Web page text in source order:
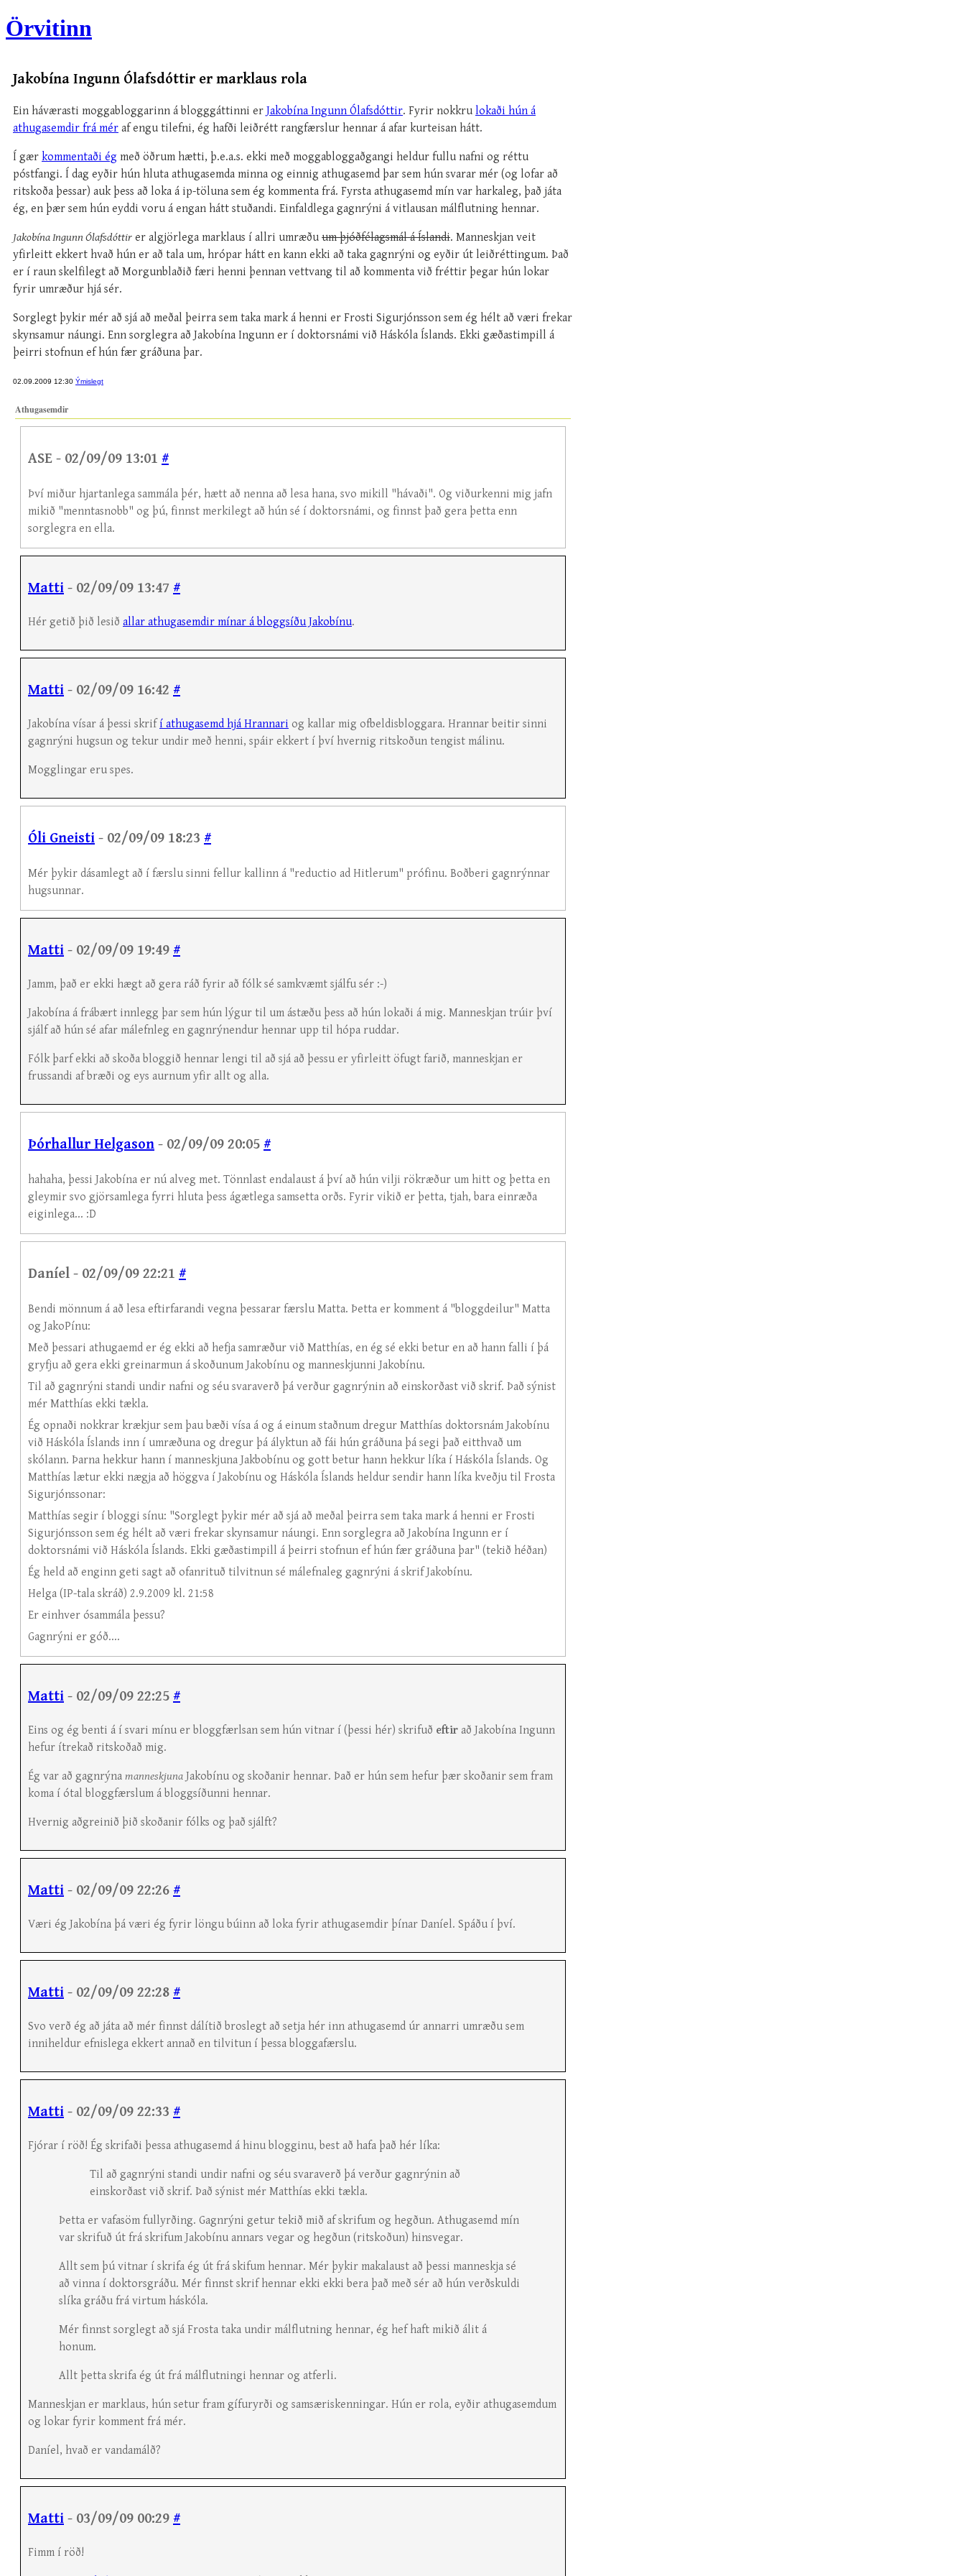
Örvitinn
Jakobína Ingunn Ólafsdóttir er marklaus rola
Ein háværasti moggabloggarinn á blogggáttinni er Jakobína Ingunn Ólafsdóttir. Fyrir nokkru lokaði hún á
athugasemdir frá mér af engu tilefni, ég hafði leiðrétt rangfærslur hennar á afar kurteisan hátt.
Í gær kommentaði ég með öðrum hætti, þ.e.a.s. ekki með moggabloggaðgangi heldur fullu nafni og réttu
póstfangi. Í dag eyðir hún hluta athugasemda minna og einnig athugasemd þar sem hún svarar mér (og lofar að
ritskoða þessar) auk þess að loka á ip-töluna sem ég kommenta frá. Fyrsta athugasemd mín var harkaleg, það játa
ég, en þær sem hún eyddi voru á engan hátt stuðandi. Einfaldlega gagnrýni á vitlausan málflutning hennar.
Jakobína Ingunn Ólafsdóttir er algjörlega marklaus í allri umræðu um þjóðfélagsmál á Íslandi. Manneskjan veit
yfirleitt ekkert hvað hún er að tala um, hrópar hátt en kann ekki að taka gagnrýni og eyðir út leiðréttingum. Það
er í raun skelfilegt að Morgunblaðið færi henni þennan vettvang til að kommenta við fréttir þegar hún lokar
fyrir umræður hjá sér.
Sorglegt þykir mér að sjá að meðal þeirra sem taka mark á henni er Frosti Sigurjónsson sem ég hélt að væri frekar
skynsamur náungi. Enn sorglegra að Jakobína Ingunn er í doktorsnámi við Háskóla Íslands. Ekki gæðastimpill á
þeirri stofnun ef hún fær gráðuna þar.
02.09.2009 12:30 Ýmislegt
Athugasemdir
ASE - 02/09/09 13:01 #
Því miður hjartanlega sammála þér, hætt að nenna að lesa hana, svo mikill "hávaði". Og viðurkenni mig jafn
mikið "menntasnobb" og þú, finnst merkilegt að hún sé í doktorsnámi, og finnst það gera þetta enn
sorglegra en ella.
Matti - 02/09/09 13:47 #
Hér getið þið lesið allar athugasemdir mínar á bloggsíðu Jakobínu.
Matti - 02/09/09 16:42 #
Jakobína vísar á þessi skrifí athugasemd hjá Hrannari og kallar mig ofbeldisbloggara. Hrannar beitir sinni
gagnrýni hugsun og tekur undir með henni, spáir ekkert í því hvernig ritskoðun tengist málinu.
Mogglingar eru spes.
Óli Gneisti - 02/09/09 18:23 #
Mér þykir dásamlegt að í færslu sinni fellur kallinn á "reductio ad Hitlerum" prófinu. Boðberi gagnrýnnar
hugsunnar.
Matti - 02/09/09 19:49 #
Jamm, það er ekki hægt að gera ráð fyrir að fólk sé samkvæmt sjálfu sér :-)
Jakobína á frábært innlegg þar sem hún lýgur til um ástæðu þess að hún lokaði á mig. Manneskjan trúir því
sjálf að hún sé afar málefnleg en gagnrýnendur hennar upp til hópa ruddar.
Fólk þarf ekki að skoða bloggið hennar lengi til að sjá að þessu er yfirleitt öfugt farið, manneskjan er
frussandi af bræði og eys aurnum yfir allt og alla.
Þórhallur Helgason - 02/09/09 20:05 #
hahaha, þessi Jakobína er nú alveg met. Tönnlast endalaust á því að hún vilji rökræður um hitt og þetta en
gleymir svo gjörsamlega fyrri hluta þess ágætlega samsetta orðs. Fyrir vikið er þetta, tjah, bara einræða
eiginlega... :D
Daníel - 02/09/09 22:21 #
Bendi mönnum á að lesa eftirfarandi vegna þessarar færslu Matta. Þetta er komment á "bloggdeilur" Matta
og JakoPínu:
Með þessari athugaemd er ég ekki að hefja samræður við Matthías, en ég sé ekki betur en að hann falli í þá
gryfju að gera ekki greinarmun á skoðunum Jakobínu og manneskjunni Jakobínu.
Til að gagnrýni standi undir nafni og séu svaraverð þá verður gagnrýnin að einskorðast við skrif. Það sýnist
mér Matthías ekki tækla.
Ég opnaði nokkrar krækjur sem þau bæði vísa á og á einum staðnum dregur Matthías doktorsnám Jakobínu
við Háskóla Íslands inn í umræðuna og dregur þá ályktun að fái hún gráðuna þá segi það eitthvað um
skólann. Þarna hekkur hann í manneskjuna Jakbobínu og gott betur hann hekkur líka í Háskóla Íslands. Og
Matthías lætur ekki nægja að höggva í Jakobínu og Háskóla Íslands heldur sendir hann líka kveðju til Frosta
Sigurjónssonar:
Matthías segir í bloggi sínu: "Sorglegt þykir mér að sjá að meðal þeirra sem taka mark á henni er Frosti
Sigurjónsson sem ég hélt að væri frekar skynsamur náungi. Enn sorglegra að Jakobína Ingunn er í
doktorsnámi við Háskóla Íslands. Ekki gæðastimpill á þeirri stofnun ef hún fær gráðuna þar" (tekið héðan)
Ég held að enginn geti sagt að ofanrituð tilvitnun sé málefnaleg gagnrýni á skrif Jakobínu.
Helga (IP-tala skráð) 2.9.2009 kl. 21:58
Er einhver ósammála þessu?
Gagnrýni er góð....
Matti - 02/09/09 22:25 #
Eins og ég benti á í svari mínu er bloggfærlsan sem hún vitnar í (þessi hér) skrifuð eftir að Jakobína Ingunn
hefur ítrekað ritskoðað mig.
Ég var að gagnrýna manneskjuna Jakobínu og skoðanir hennar. Það er hún sem hefur þær skoðanir sem fram
koma í ótal bloggfærslum á bloggsíðunni hennar.
Hvernig aðgreinið þið skoðanir fólks og það sjálft?
Matti - 02/09/09 22:26 #
Væri ég Jakobína þá væri ég fyrir löngu búinn að loka fyrir athugasemdir þínar Daníel. Spáðu í því.
Matti - 02/09/09 22:28 #
Svo verð ég að játa að mér finnst dálítið broslegt að setja hér inn athugasemd úr annarri umræðu sem
inniheldur efnislega ekkert annað en tilvitun í þessa bloggafærslu.
Matti - 02/09/09 22:33 #
Fjórar í röð! Ég skrifaði þessa athugasemd á hinu blogginu, best að hafa það hér líka:
Til að gagnrýni standi undir nafni og séu svaraverð þá verður gagnrýnin að
einskorðast við skrif. Það sýnist mér Matthías ekki tækla.
Þetta er vafasöm fullyrðing. Gagnrýni getur tekið mið af skrifum og hegðun. Athugasemd mín
var skrifuð út frá skrifum Jakobínu annars vegar og hegðun (ritskoðun) hinsvegar.
Allt sem þú vitnar í skrifa ég út frá skifum hennar. Mér þykir makalaust að þessi manneskja sé
að vinna í doktorsgráðu. Mér finnst skrif hennar ekki ekki bera það með sér að hún verðskuldi
slíka gráðu frá virtum háskóla.
Mér finnst sorglegt að sjá Frosta taka undir málflutning hennar, ég hef haft mikið álit á
honum.
Allt þetta skrifa ég út frá málflutningi hennar og atferli.
Manneskjan er marklaus, hún setur fram gífuryrði og samsæriskenningar. Hún er rola, eyðir athugasemdum
og lokar fyrir komment frá mér.
Daníel, hvað er vandamálð?
Matti - 03/09/09 00:29 #
Fimm í röð!